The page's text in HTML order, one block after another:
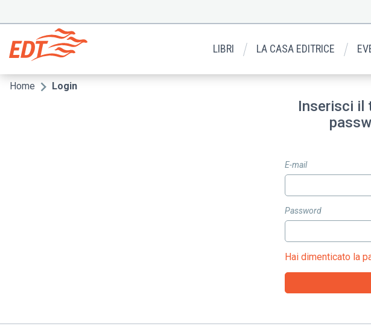
contenuto
principale
Menu
secondario
LIBRI LA CASA EDITRICE
Briciole
Home Login
Inserisci il
E-mail
Password
Hai dimenticato la